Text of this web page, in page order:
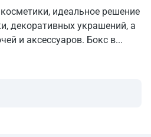
идеальное решение
декоративных украшений, а
и аксессуаров. Бокс в...